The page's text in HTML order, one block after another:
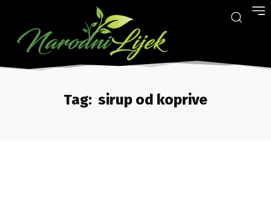
Tag: sirup od koprive